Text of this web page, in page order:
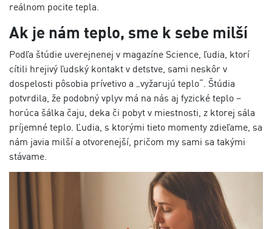
reálnom pocite tepla.
Ak je nám teplo, sme k sebe milší
Podľa štúdie uverejnenej v magazíne Science, ľudia, ktorí
cítili hrejivý ľudský kontakt v detstve, sami neskôr v
dospelosti pôsobia prívetivo a „vyžarujú teplo“. Štúdia
potvrdila, že podobný vplyv má na nás aj fyzické teplo –
horúca šálka čaju, deka či pobyt v miestnosti, z ktorej sála
príjemné teplo. Ľudia, s ktorými tieto momenty zdieľame, sa
nám javia milší a otvorenejší, pričom my sami sa takými
stávame.